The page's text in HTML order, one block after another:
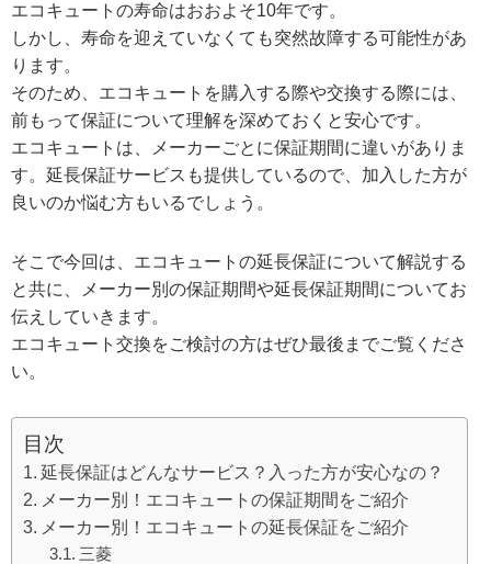
エコキュートの寿命はおおよそ10年です。
しかし、寿命を迎えていなくても突然故障する可能性があ
ります。
そのため、エコキュートを購入する際や交換する際には、
前もって保証について理解を深めておくと安心です。
エコキュートは、メーカーごとに保証期間に違いがありま
す。 延長保証サービスも提供しているので、加入した方が
良いのか悩む方もいるでしょう。
そこで今回は、エコキュートの延長保証について解説する
と共に、メーカー別の保証期間や延長保証期間についてお
伝えしていきます。
エコキュート交換をご検討の方はぜひ最後までご覧くださ
い。
目次
延長保証はどんなサービス？入った方が安心なの？
メーカー別！エコキュートの保証期間をご紹介
メーカー別！エコキュートの延長保証をご紹介
三菱